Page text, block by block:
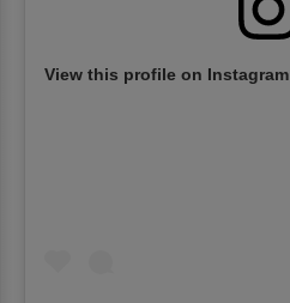
View this profile on Instagram